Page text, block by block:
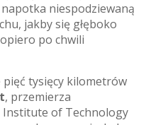
napotka niespodziewaną
jakby się głęboko
po chwili
tysięcy kilometrów
, przemierza
Institute of Technology